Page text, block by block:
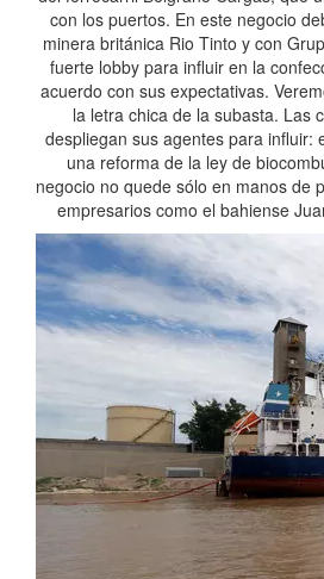
con los puertos. En este negocio
minera británica Rio Tinto y con
fuerte lobby para influir en la
acuerdo con sus expectativas.
la letra chica de la subasta. Las
despliegan sus agentes para influir:
una reforma de la ley de
negocio no quede sólo en manos de
empresarios como el bahiense